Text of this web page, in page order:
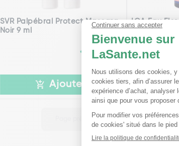
SVR Palpébral Protect Mascara
Noir 9 ml
15,73€
Ajouter
LCA Eau
200 ml
Page précédente